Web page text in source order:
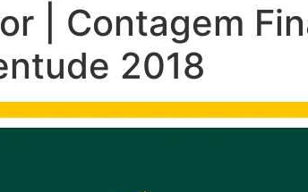
| Contagem
2018